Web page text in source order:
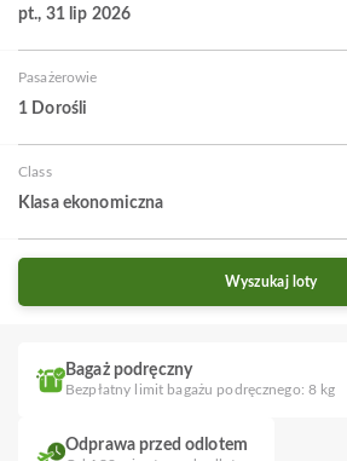
pt., 31 lip 2026
Pasażerowie
1 Dorośli
Class
Klasa ekonomiczna
Wyszukaj loty
Bagaż podręczny
Bezpłatny limit bagażu podręcznego: 8 kg
Odprawa przed odlotem